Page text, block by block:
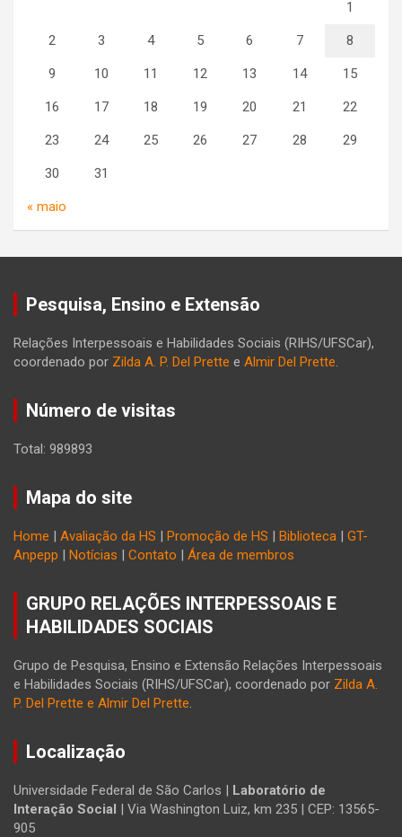
1
2 3 4 5 6 7 8
9 10 11 12 13 14 15
16 17 18 19 20 21 22
23 24 25 26 27 28 29
30 31
« maio
Pesquisa, Ensino e Extensão
Relações Interpessoais e Habilidades Sociais (RIHS/UFSCar),
coordenado por Zilda A. P. Del Prette e Almir Del Prette.
Número de visitas
Total: 989893
Mapa do site
Home | Avaliação da HS | Promoção de HS | Biblioteca | GT-
Anpepp | Notícias | Contato | Área de membros
GRUPO RELAÇÕES INTERPESSOAIS E
HABILIDADES SOCIAIS
Grupo de Pesquisa, Ensino e Extensão Relações Interpessoais
e Habilidades Sociais (RIHS/UFSCar), coordenado por Zilda A.
P. Del Prette e Almir Del Prette.
Localização
Universidade Federal de São Carlos | Laboratório de
Interação Social | Via Washington Luiz, km 235 | CEP: 13565-
905